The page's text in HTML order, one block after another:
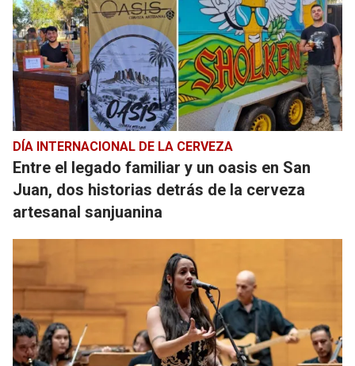
DÍA INTERNACIONAL DE LA CERVEZA
Entre el legado familiar y un oasis en San
Juan, dos historias detrás de la cerveza
artesanal sanjuanina